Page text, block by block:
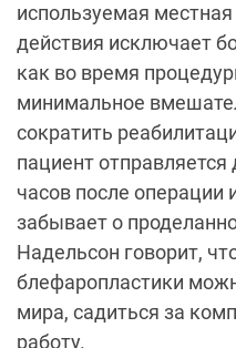
используемая
действия исключает
как во время
минимальное
сократить
пациент
часов после операции
забывает о
Надельсон говорит,
блефаропластики
мира, садиться за
работу.